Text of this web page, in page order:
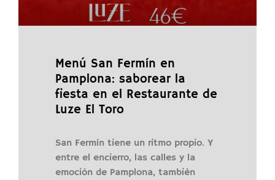
Menú San Fermín en
Pamplona: saborear la
fiesta en el Restaurante de
Luze El Toro
San Fermín tiene un ritmo propio. Y
entre el encierro, las calles y la
emoción de Pamplona, también